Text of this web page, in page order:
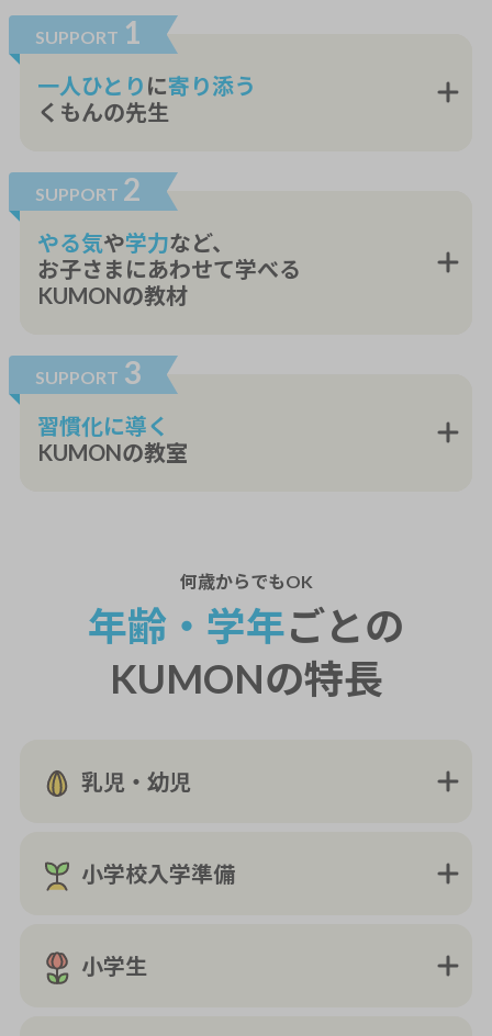
SUPPORT 1
一人ひとり に寄り添う
くもんの先生
SUPPORT 2
やる気や学力など、
お子さまにあわせて学べる
KUMONの教材
SUPPORT 3
習慣化に導く
KUMONの教室
何歳からでもOK
年齢・学年ごとの
KUMONの特長
乳児・幼児
小学校入学準備
小学生